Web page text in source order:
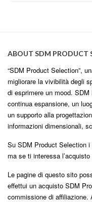
ABOUT SDM PRODUCT
“SDM Product Selection”,
migliorare la vivibilità degli
di esprimere un mood.
continua espansione, un
un supporto alla
informazioni dimensionali,
Su SDM Product Selection
ma se ti interessa
Le pagine di questo sito
effettui un acquisto SDM
commissione di